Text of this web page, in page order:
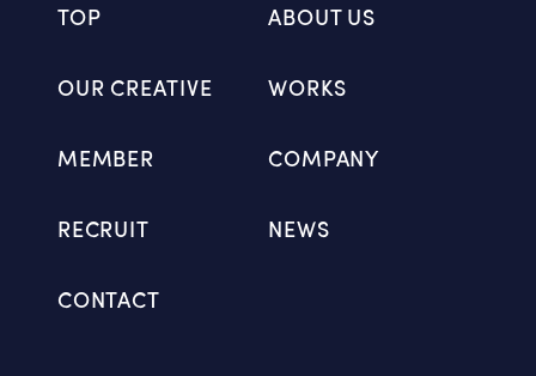
TOP ABOUT US
OUR CREATIVE WORKS
MEMBER COMPANY
RECRUIT NEWS
CONTACT